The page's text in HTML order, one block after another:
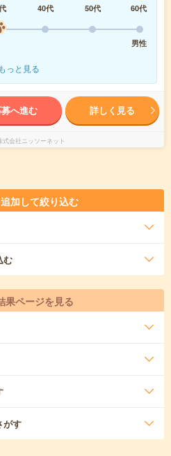
40代 50代
60代
男性
もっと見る
へ進む 詳しく見る
式会社ニッソーネット
加して絞り込む
む
果ページを見る
がす